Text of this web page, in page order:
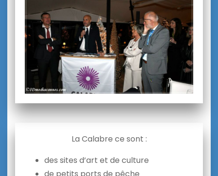
La Calabre ce sont :
des sites d’art et de culture